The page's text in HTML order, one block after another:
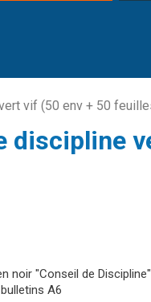
vif (50 env + 50
discipline
noir "Conseil de Discipline"
A6